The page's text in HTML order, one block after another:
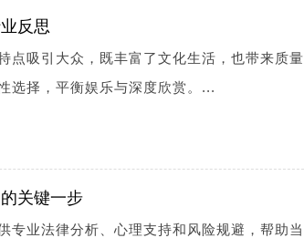
反思
点吸引大众，既丰富了文化生活，也带来质量
选择，平衡娱乐与深度欣赏。...
关键一步
专业法律分析、心理支持和风险规避，帮助当